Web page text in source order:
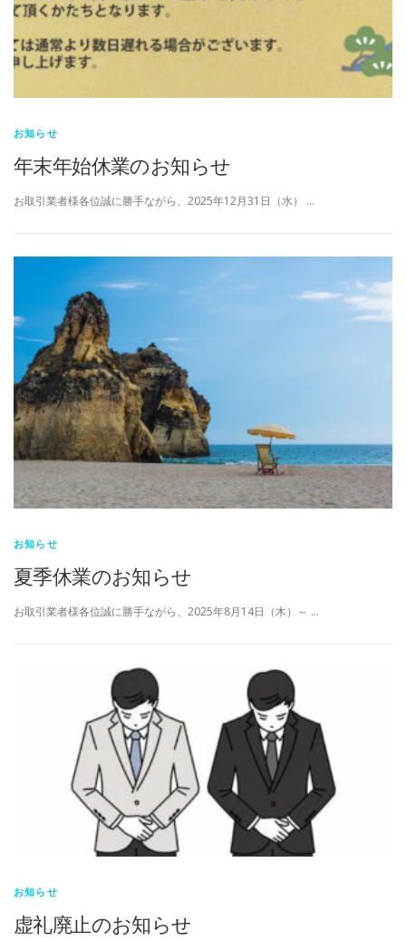
お知らせ
年末年始休業のお知らせ
お取引業者様各位誠に勝手ながら、2025年12月31日（水） …
お知らせ
夏季休業のお知らせ
お取引業者様各位誠に勝手ながら、2025年8月14日（木）～ …
お知らせ
虚礼廃止のお知らせ